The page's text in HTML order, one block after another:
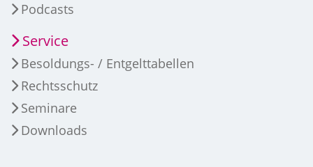
Podcasts
Service
Besoldungs- / Entgelttabellen
Rechtsschutz
Seminare
Downloads